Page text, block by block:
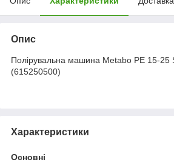
Опис
Полірувальна машина Metabo PE 15-25
(615250500)
Характеристики
Основні